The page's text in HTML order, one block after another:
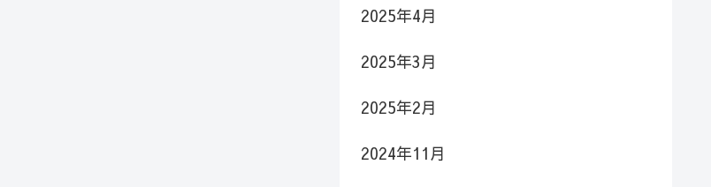
2025年4月
2025年3月
2025年2月
2024年11月